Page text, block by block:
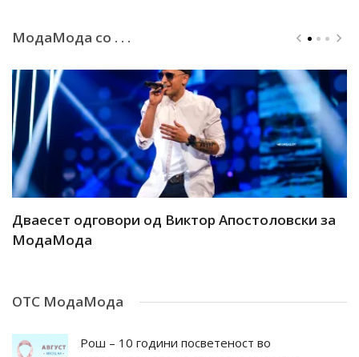
МодаМода со . . .
Дваесет одговори од Виктор Апостоловски за
МодаМода
ОТС МодаМода
Рош – 10 години посветеност во